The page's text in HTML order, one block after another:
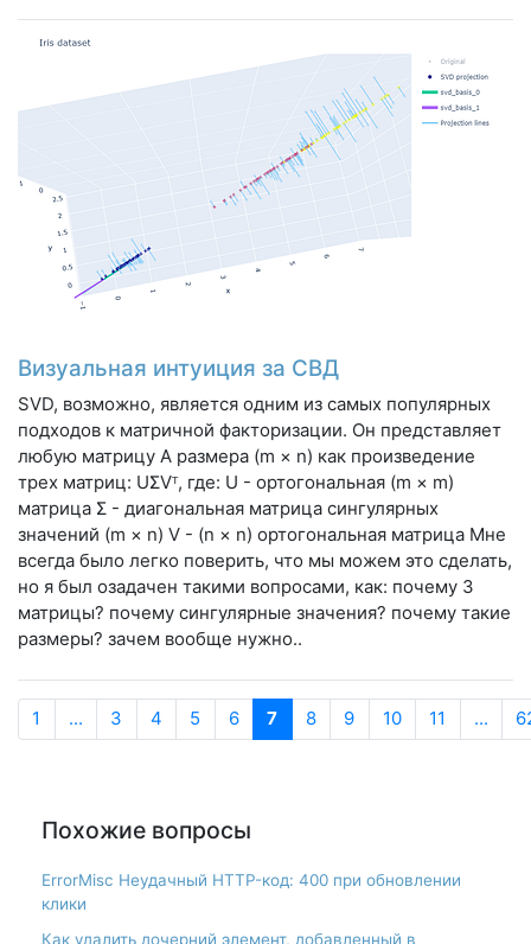
Визуальная интуиция за СВД
SVD, возможно, является одним из самых популярных
подходов к матричной факторизации. Он представляет
любую матрицу A размера (m × n) как произведение
трех матриц: UΣVᵀ, где: U - ортогональная (m × m)
матрица Σ - диагональная матрица сингулярных
значений (m × n) V - (n × n) ортогональная матрица Мне
всегда было легко поверить, что мы можем это сделать,
но я был озадачен такими вопросами, как: почему 3
матрицы? почему сингулярные значения? почему такие
размеры? зачем вообще нужно..
1 ... 3 4 5 6 7 8 9 10 11 ...
Похожие вопросы
ErrorMisc Неудачный HTTP-код: 400 при обновлении
клики
Как удалить дочерний элемент, добавленный в